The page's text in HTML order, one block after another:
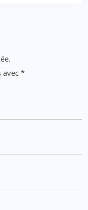
avec *